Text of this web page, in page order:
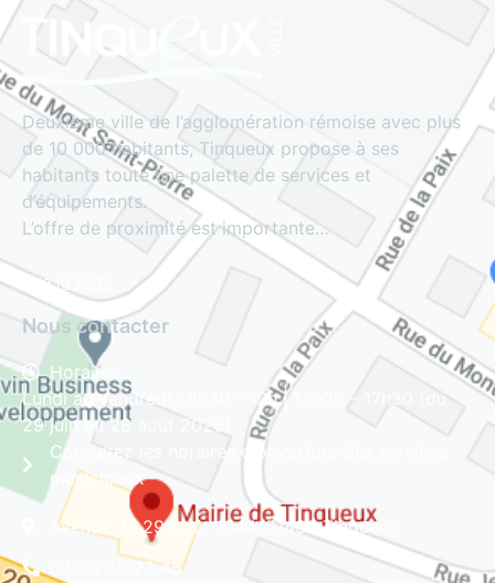
Deuxième ville de l’agglomération rémoise avec plus
de 10 000 habitants, Tinqueux propose à ses
habitants toute une palette de services et
d’équipements.
L’offre de proximité est importante…
Lire la suite
Nous contacter
Horaires
Lundi au vendredi : 8h30 - 12h | 13h30 - 17h30 (du
29 juin au 28 août 2026)
Consultez les horaires d'ouverture des services
municipaux
Avenue du 29 Août 1944, 51430 Tinqueux
03 26 08 23 45